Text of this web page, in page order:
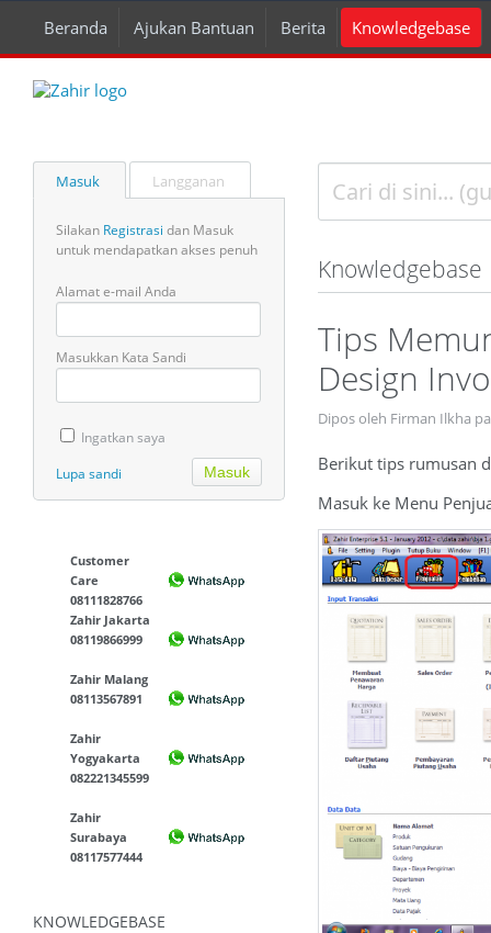
Beranda Ajukan Bantuan Berita Knowledgebase
Masuk Langganan
Silakan Registrasi dan Masuk
untuk mendapatkan akses penuh
Alamat e-mail Anda
Masukkan Kata Sandi
Ingatkan saya
Lupa sandi
Customer
Care
08111828766
Zahir Jakarta
08119866999
Zahir Malang
08113567891
Zahir
Yogyakarta
082221345599
Zahir
Surabaya
08117577444
KNOWLEDGEBASE
Knowledgebase
Tips
Design
Dipos oleh Firman Ilkha
Berikut tips rumusan
Masuk ke Menu